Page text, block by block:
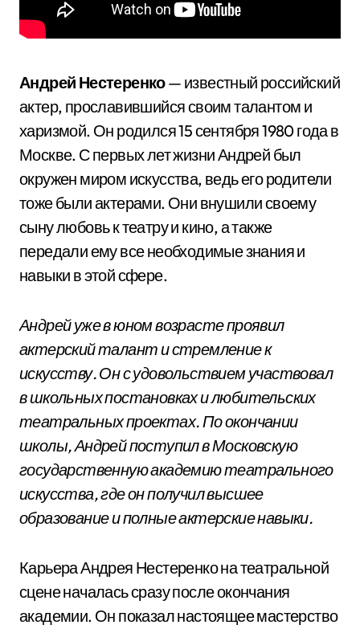
Андрей Нестеренко— известный российский
актер, прославившийся своим талантом и
харизмой. Он родился 15 сентября 1980 года в
Москве. С первых лет жизни Андрей был
окружен миром искусства, ведь его родители
тоже были актерами. Они внушили своему
сыну любовь к театру и кино, а также
передали ему все необходимые знания и
навыки в этой сфере.
Андрей уже в юном возрасте проявил
актерский талант и стремление к
искусству. Он с удовольствием участвовал
в школьных постановках и любительских
театральных проектах. По окончании
школы, Андрей поступил в Московскую
государственную академию театрального
искусства, где он получил высшее
образование и полные актерские навыки.
Карьера Андрея Нестеренко на театральной
сцене началась сразу после окончания
академии. Он показал настоящее мастерство